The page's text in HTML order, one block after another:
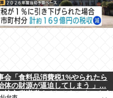
会「食料品消費税1%やられたら
体の財源が逼迫してしまう 」…
地方税増税するしかないよ、もう